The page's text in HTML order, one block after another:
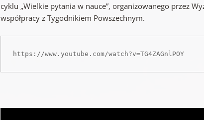
cyklu „Wielkie pytania w nauce”, organizowanego przez
współpracy z Tygodnikiem Powszechnym.
https://www.youtube.com/watch?v=TG4ZAGnlPOY